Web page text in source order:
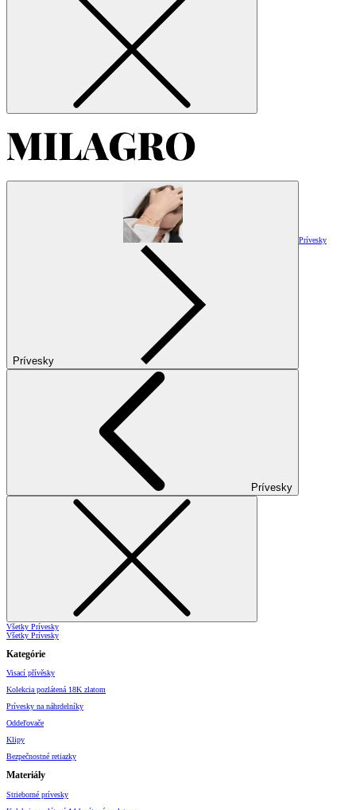
Prívesky
Prívesky
Prívesky
Všetky Prívesky
Všetky Prívesky
Kategórie
Visací přívěsky
Kolekcia pozlátená 18K zlatom
Prívesky na náhrdelníky
Oddeľovače
Klipy
Bezpečnostné retiazky
Materiály
Strieborné prívesky